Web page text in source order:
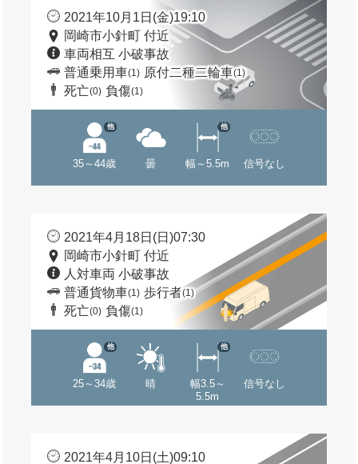
2021年10月1日(金)19:10
岡崎市小針町 付近
車両相互 小破事故
普通乗用車(1) 原付二種二輪車(1)
死亡(0) 負傷(1)
35～44歳
他
曇 幅～5.5m
他
信号なし
2021年4月18日(日)07:30
岡崎市小針町 付近
人対車両 小破事故
普通貨物車(1) 歩行者(1)
死亡(0) 負傷(1)
25～34歳
他
晴
幅3.5～
5.5m
他
信号なし
2021年4月10日(土)09:10